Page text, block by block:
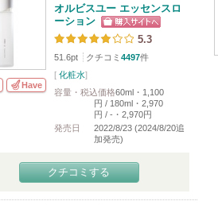
Have
オルビスユー エッセンスロ
ーション
5.3
51.6pt クチコミ 4497件
[ 化粧水]
容量・税込価格60ml・1,100
円 / 180ml・2,970
円 / -・2,970円
発売日
2022/8/23 (2024/8/20追
加発売)
クチコミする